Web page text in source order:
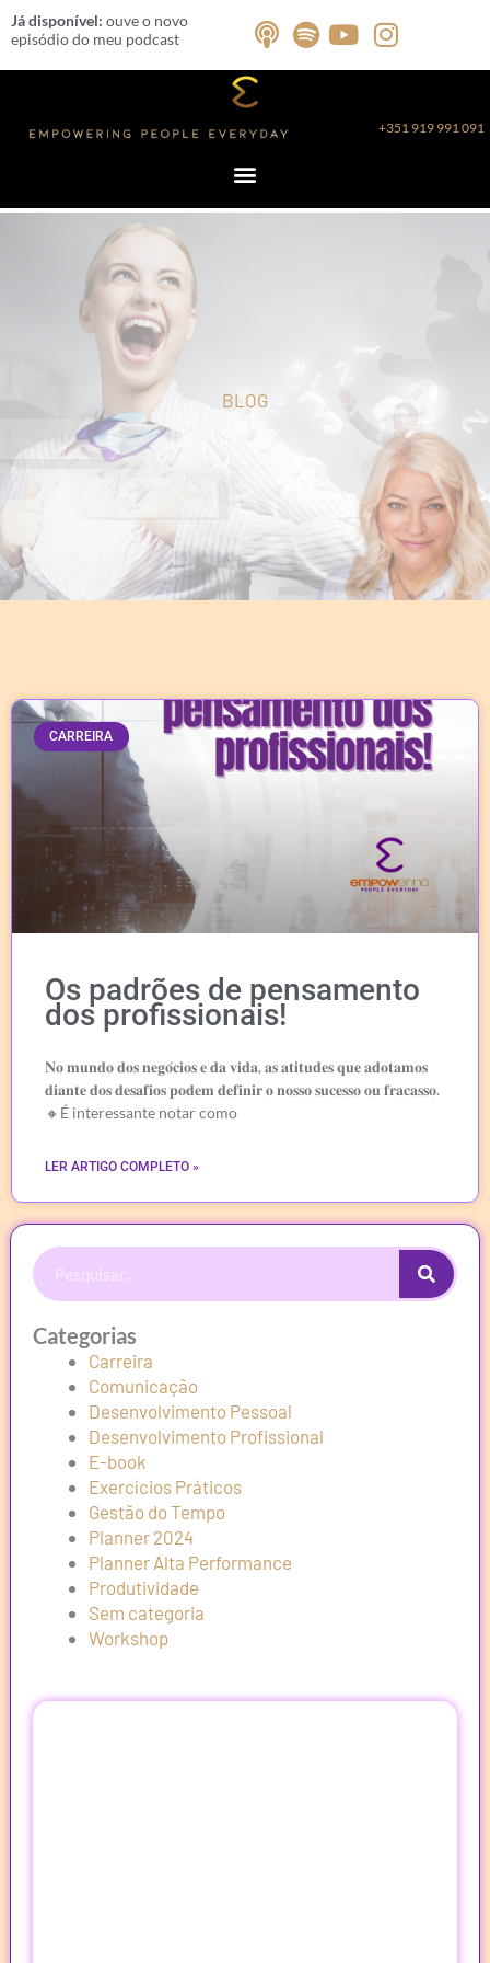
Skip
to
Já disponível: ouve o novo
episódio do meu podcast
+351 919 991 091
BLOG
CARREIRA
Os padrões de pensamento
dos profissionais!
𝐍𝐨 𝐦𝐮𝐧𝐝𝐨 𝐝𝐨𝐬 𝐧𝐞𝐠𝐨́𝐜𝐢𝐨𝐬 𝐞 𝐝𝐚 𝐯𝐢𝐝𝐚, 𝐚𝐬 𝐚𝐭𝐢𝐭𝐮𝐝𝐞𝐬 𝐪𝐮𝐞 𝐚𝐝𝐨𝐭𝐚𝐦𝐨𝐬
𝐝𝐢𝐚𝐧𝐭𝐞 𝐝𝐨𝐬 𝐝𝐞𝐬𝐚𝐟𝐢𝐨𝐬 𝐩𝐨𝐝𝐞𝐦 𝐝𝐞𝐟𝐢𝐧𝐢𝐫 𝐨 𝐧𝐨𝐬𝐬𝐨 𝐬𝐮𝐜𝐞𝐬𝐬𝐨 𝐨𝐮 𝐟𝐫𝐚𝐜𝐚𝐬𝐬𝐨.
🔸É interessante notar como
LER ARTIGO COMPLETO »
Procurar
Categorias
Carreira
Comunicação
Desenvolvimento Pessoal
Desenvolvimento Profissional
E-book
Exercícios Práticos
Gestão do Tempo
Planner 2024
Planner Alta Performance
Produtividade
Sem categoria
Workshop